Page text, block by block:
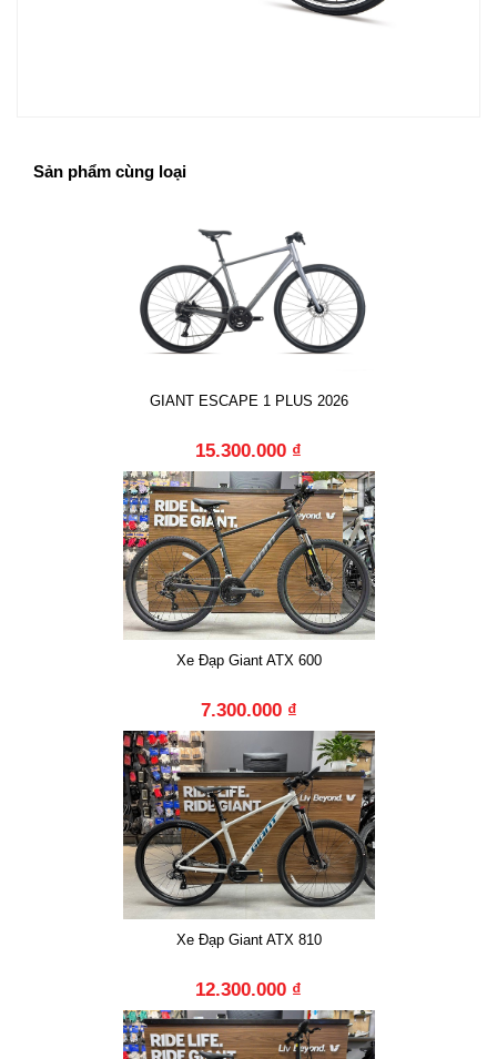
Sản phẩm cùng loại
GIANT ESCAPE 1 PLUS 2026
15.300.000 ₫
Xe Đạp Giant ATX 600
7.300.000 ₫
Xe Đạp Giant ATX 810
12.300.000 ₫